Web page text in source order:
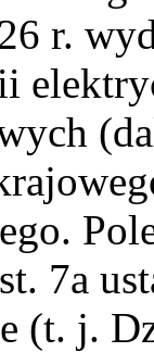
r.
7a
(t. j.